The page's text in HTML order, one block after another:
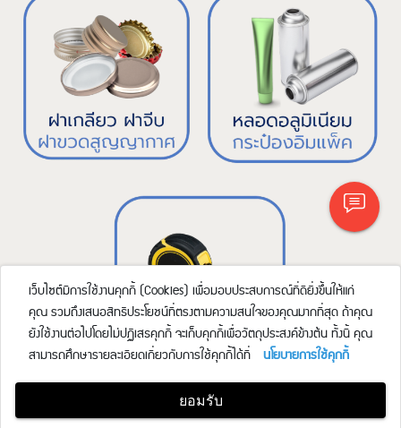
เว็บไซต์มีการใช้งานคุกกี้ (Cookies) เพื่อมอบประสบการณ์ที่ดียิ่งขึ้นให้แก่
คุณ รวมถึงเสนอสิทธิประโยชน์ที่ตรงตามความสนใจของคุณมากที่สุด ถ้าคุณ
ยังใช้งานต่อไปโดยไม่ปฏิเสธคุกกี้ จะเก็บคุกกี้เพื่อวัตถุประสงค์ข้างต้น ทั้งนี้ คุณ
สามารถศึกษารายละเอียดเกี่ยวกับการใช้คุกกี้ได้ที่ นโยบายการใช้คุกกี้
ยอมรับ